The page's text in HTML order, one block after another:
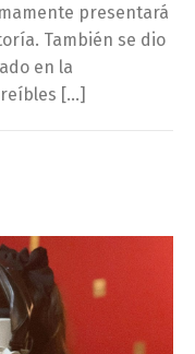
presentará
También se dio
en la
[…]